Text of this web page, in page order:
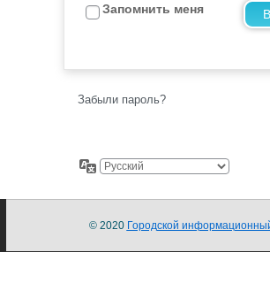
Запомнить меня
Забыли пароль?
© 2020 Городской